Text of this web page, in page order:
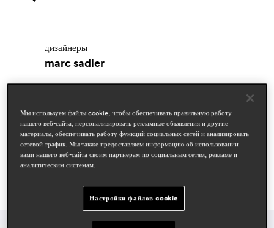
дизайнеры
marc sadler
области
workspace & corporate
Мы используем файлы cookie, чтобы обеспечивать правильную работу
нашего веб-сайта, персонализировать рекламные объявления и другие
материалы, обеспечивать работу функций социальных сетей и анализировать
сетевой трафик. Мы также предоставляем информацию об использовании
вами нашего веб-сайта своим партнерам по социальным сетям, рекламе и
аналитическим системам.
Настройки файлов cookie